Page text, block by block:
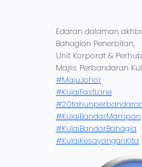
Edaran dalaman
Bahagian Penerbitan,
Unit Korporat &
Majlis Perbandaran
#MajuJohor
#KulaiFastLane
#KulaiBandarMampan
#KulaiBandarBahagia
#KulaiKesayanganKita